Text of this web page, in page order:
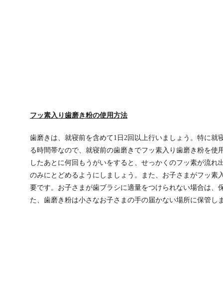
フッ素入り歯磨き粉の使用方法
歯磨きは、就寝前を含めて1日2回以上行いましょう。特に
る時間帯なので、就寝前の歯磨きでフッ素入り歯磨き粉を
したあとに何回もうがいをすると、せっかくのフッ素が流
のみにとどめるようにしましょう。また、お子さまがフッ
要です。お子さまが歯ブラシに適量をつけられない場合は
た、歯磨き粉は小さなお子さまの手の届かない場所に保管し